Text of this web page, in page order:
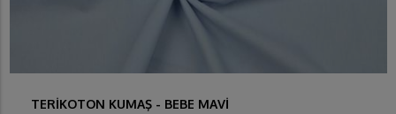
TERİKOTON KUMAŞ - BEBE MAVİ